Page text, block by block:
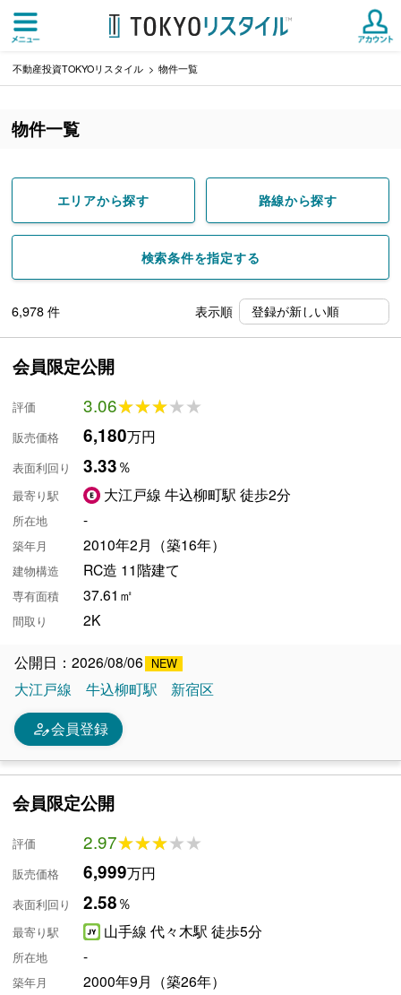
不動産投資TOKYOリスタイル 物件一覧
物件一覧
エリアから探す 路線から探す
検索条件を指定する
6,978件 表示順
会員限定公開
評価 3.06★★★★★
★★★★★
販売価格 6,180万円
表面利回り 3.33％
最寄り駅 大江戸線 牛込柳町駅 徒歩2分
所在地 -
築年月 2010年2月（築16年）
建物構造 RC造 11階建て
専有面積 37.61㎡
間取り 2K
公開日：2026/08/06
大江戸線
牛込柳町駅 新宿区
person_edit会員登録
会員限定公開
評価 2.97★★★★★
★★★★★
販売価格 6,999万円
表面利回り 2.58％
最寄り駅 山手線 代々木駅 徒歩5分
所在地 -
築年月 2000年9月（築26年）